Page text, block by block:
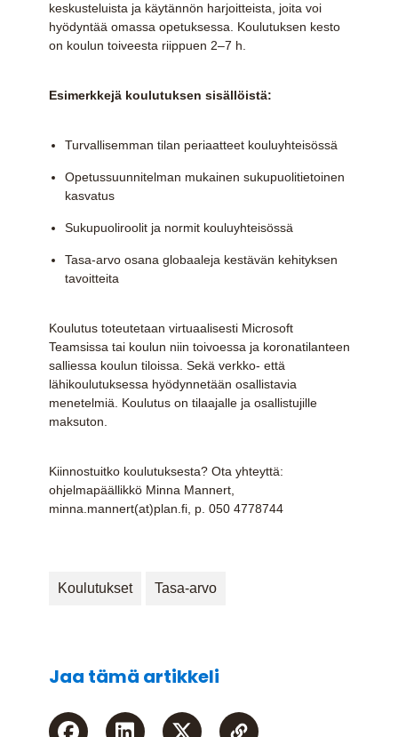
keskusteluista ja käytännön harjoitteista, joita voi
hyödyntää omassa opetuksessa. Koulutuksen kesto
on koulun toiveesta riippuen 2–7 h.
Esimerkkejä koulutuksen sisällöistä:
Turvallisemman tilan periaatteet kouluyhteisössä
Opetussuunnitelman mukainen sukupuolitietoinen
kasvatus
Sukupuoliroolit ja normit kouluyhteisössä
Tasa-arvo osana globaaleja kestävän kehityksen
tavoitteita
Koulutus toteutetaan virtuaalisesti Microsoft
Teamsissa tai koulun niin toivoessa ja koronatilanteen
salliessa koulun tiloissa. Sekä verkko- että
lähikoulutuksessa hyödynnetään osallistavia
menetelmiä. Koulutus on tilaajalle ja osallistujille
maksuton.
Kiinnostuitko koulutuksesta? Ota yhteyttä:
ohjelmapäällikkö Minna Mannert,
minna.mannert(at)plan.fi, p. 050 4778744
Koulutukset Tasa-arvo
Jaa tämä artikkeli